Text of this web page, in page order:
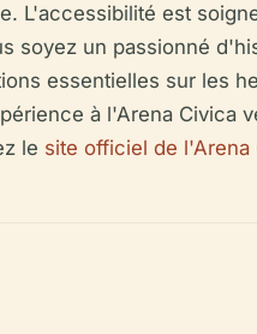
L'accessibilité est
soyez un passionné
essentielles sur les
à l'Arena Civica
le site officiel de l'Arena